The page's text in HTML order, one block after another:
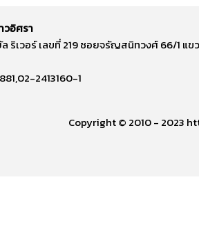
วอิศรา
ล ริเวอร์ เลขที่ 219 ซอยจรัญสนิทวงศ์ 66/1 แ
2413160-1
Copyright © 2010 - 2023